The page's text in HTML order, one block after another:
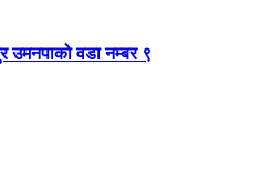
उमनपाको वडा नम्बर ९